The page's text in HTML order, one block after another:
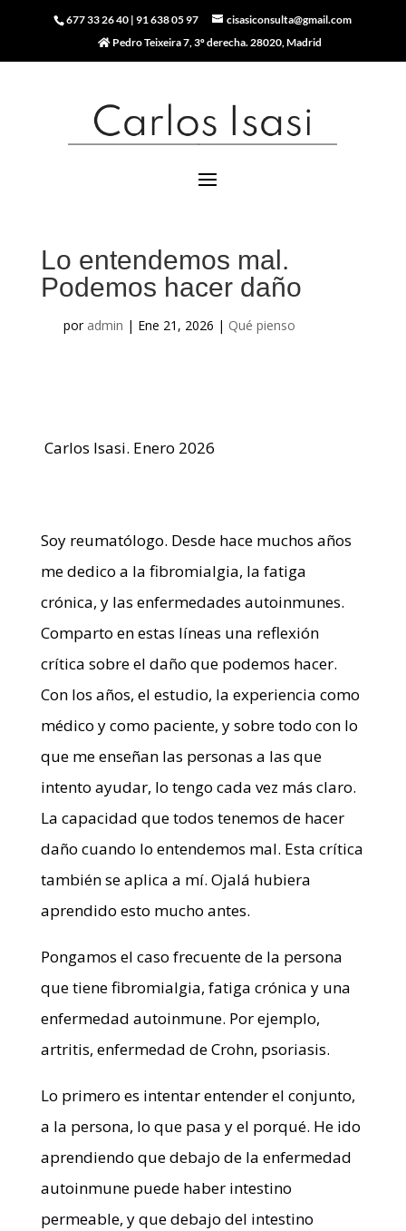
677 33 26 40 |91 638 05 97
cisasiconsulta@gmail.com
Pedro Teixeira 7, 3º derecha. 28020, Madrid
Lo entendemos mal.
Podemos hacer daño
por admin | Ene 21, 2026 | Qué pienso
Carlos Isasi. Enero 2026
Soy reumatólogo. Desde hace muchos años
me dedico a la fibromialgia, la fatiga
crónica, y las enfermedades autoinmunes.
Comparto en estas líneas una reflexión
crítica sobre el daño que podemos hacer.
Con los años, el estudio, la experiencia como
médico y como paciente, y sobre todo con lo
que me enseñan las personas a las que
intento ayudar, lo tengo cada vez más claro.
La capacidad que todos tenemos de hacer
daño cuando lo entendemos mal. Esta crítica
también se aplica a mí. Ojalá hubiera
aprendido esto mucho antes.
Pongamos el caso frecuente de la persona
que tiene fibromialgia, fatiga crónica y una
enfermedad autoinmune. Por ejemplo,
artritis, enfermedad de Crohn, psoriasis.
Lo primero es intentar entender el conjunto,
a la persona, lo que pasa y el porqué. He ido
aprendiendo que debajo de la enfermedad
autoinmune puede haber intestino
permeable, y que debajo del intestino